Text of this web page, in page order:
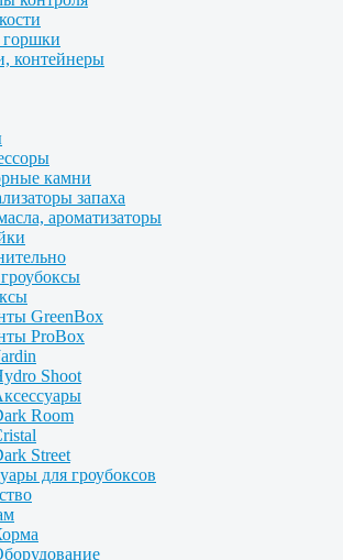
контейнеры
камни
запаха
ароматизаторы
GreenBox
ProBox
Shoot
Room
Street
для гроубоксов